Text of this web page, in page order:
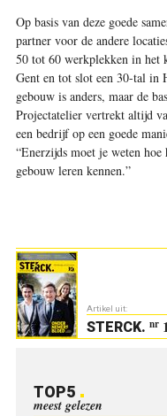
Op basis van deze goede
partner voor de andere
50 tot 60 werkplekken in het
Gent en tot slot een 30-tal in
gebouw is anders, maar de
Projectatelier vertrekt altijd
een bedrijf op een goede
“Enerzijds moet je weten
gebouw leren kennen.”
Artikel uit:
STERCK. nr
TOP5
meest gelezen